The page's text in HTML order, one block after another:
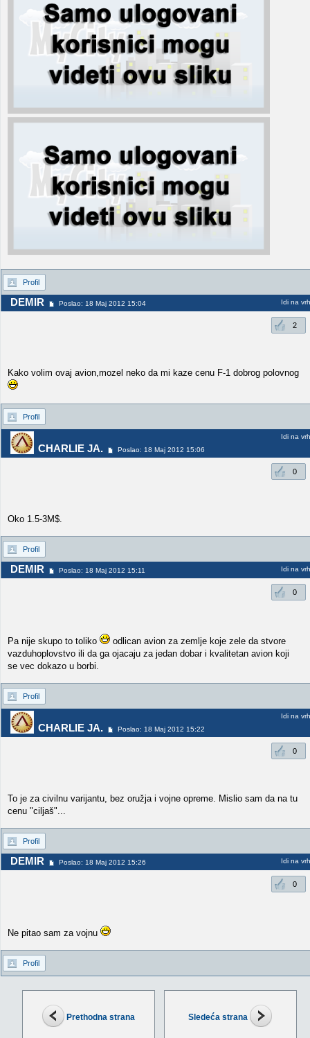
Prethodna strana Sledeća strana
Profil
DEMIR Poslao: 18 Maj 2012 15:04 Idi na vrh
2
Kako volim ovaj avion,mozel neko da mi kaze cenu F-1 dobrog polovnog
Profil
CHARLIE JA. Poslao: 18 Maj 2012 15:06
Idi na vrh
0
Oko 1.5-3M$.
Profil
DEMIR Poslao: 18 Maj 2012 15:11 Idi na vrh
0
Pa nije skupo to toliko
odlican avion za zemlje koje zele da stvore
vazduhoplovstvo ili da ga ojacaju za jedan dobar i kvalitetan avion koji
se vec dokazo u borbi.
Profil
CHARLIE JA. Poslao: 18 Maj 2012 15:22
Idi na vrh
0
To je za civilnu varijantu, bez oružja i vojne opreme. Mislio sam da na tu
cenu "ciljaš"...
Profil
DEMIR Poslao: 18 Maj 2012 15:26 Idi na vrh
0
Ne pitao sam za vojnu
Profil